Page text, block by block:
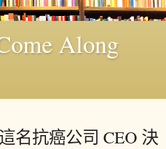
Along
名抗癌公司 CEO 決